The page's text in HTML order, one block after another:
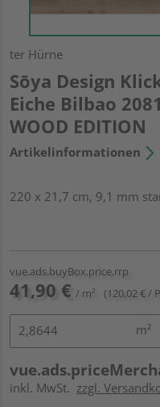
ter Hürne
Sōya Design
Eiche Bilbao
WOOD EDITION
Artikelinformationen
220 x 21,7 cm, 9,1 mm
vue.ads.buyBox.price.rrp
41,90 € / m² (120,02 € /
m²
inkl. MwSt. zzgl.